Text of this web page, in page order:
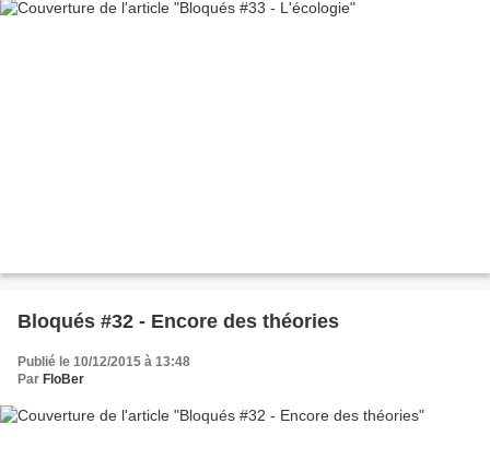
Bloqués #32 - Encore des théories
Publié le 10/12/2015 à 13:48
Par FloBer